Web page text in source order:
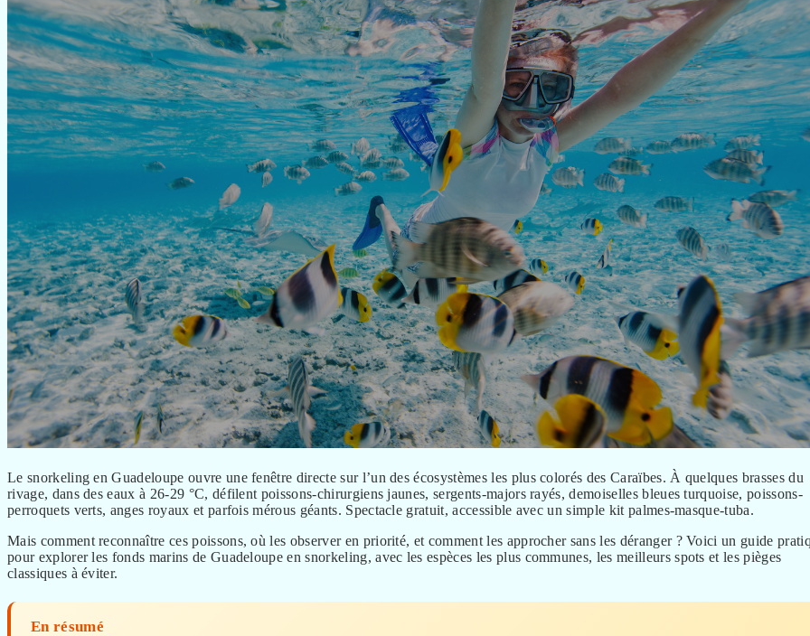
Le snorkeling en Guadeloupe ouvre une fenêtre directe sur l’un des écosystèmes les plus colorés des Caraïbes. À quelques brasses du
rivage, dans des eaux à 26-29 °C, défilent poissons-chirurgiens jaunes, sergents-majors rayés, demoiselles bleues turquoise, poissons-
perroquets verts, anges royaux et parfois mérous géants. Spectacle gratuit, accessible avec un simple kit palmes-masque-tuba.
Mais comment reconnaître ces poissons, où les observer en priorité, et comment les approcher sans les déranger ? Voici un guide
pour explorer les fonds marins de Guadeloupe en snorkeling, avec les espèces les plus communes, les meilleurs spots et les pièges
classiques à éviter.
En résumé